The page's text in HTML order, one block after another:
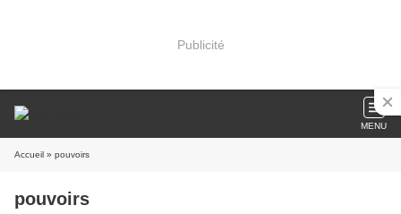
Publicité
MENU
Accueil » pouvoirs
pouvoirs